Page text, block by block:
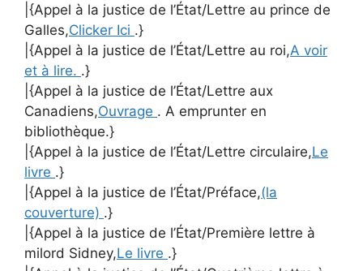
|{Appel à la justice de l’État/Lettre au prince de
Galles,Clicker Ici .}
|{Appel à la justice de l’État/Lettre au roi,A voir
et à lire. .}
|{Appel à la justice de l’État/Lettre aux
Canadiens,Ouvrage . A emprunter en
bibliothèque.}
|{Appel à la justice de l’État/Lettre circulaire,Le
livre .}
|{Appel à la justice de l’État/Préface,(la
couverture) .}
|{Appel à la justice de l’État/Première lettre à
milord Sidney,Le livre .}